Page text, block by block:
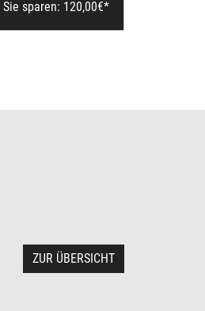
Sie sparen: 120,00€*
ZUR ÜBERSICHT